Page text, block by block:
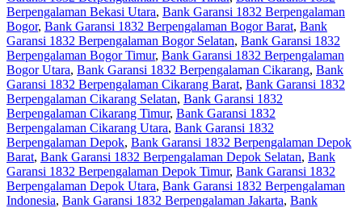
Berpengalaman Bekasi Utara, Bank Garansi 1832 Berpengalaman
Bogor, Bank Garansi 1832 Berpengalaman Bogor Barat, Bank
Garansi 1832 Berpengalaman Bogor Selatan, Bank Garansi 1832
Berpengalaman Bogor Timur, Bank Garansi 1832 Berpengalaman
Bogor Utara, Bank Garansi 1832 Berpengalaman Cikarang, Bank
Garansi 1832 Berpengalaman Cikarang Barat, Bank Garansi 1832
Berpengalaman Cikarang Selatan, Bank Garansi 1832
Berpengalaman Cikarang Timur, Bank Garansi 1832
Berpengalaman Cikarang Utara, Bank Garansi 1832
Berpengalaman Depok, Bank Garansi 1832 Berpengalaman Depok
Barat, Bank Garansi 1832 Berpengalaman Depok Selatan, Bank
Garansi 1832 Berpengalaman Depok Timur, Bank Garansi 1832
Berpengalaman Depok Utara, Bank Garansi 1832 Berpengalaman
Indonesia, Bank Garansi 1832 Berpengalaman Jakarta, Bank